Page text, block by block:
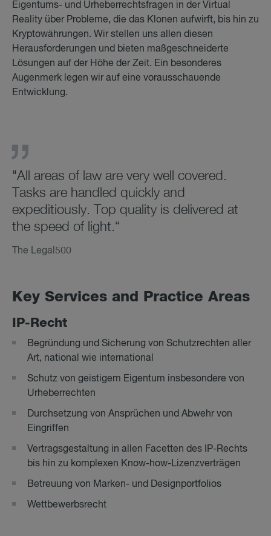
Eigentums- und Urheberrechtsfragen in der Virtual
Reality über Probleme, die das Klonen aufwirft, bis hin zu
Kryptowährungen. Wir stellen uns allen diesen
Herausforderungen und bieten maßgeschneiderte
Lösungen auf der Höhe der Zeit. Ein besonderes
Augenmerk legen wir auf eine vorausschauende
Entwicklung.
"All areas of law are very well covered.
Tasks are handled quickly and
expeditiously. Top quality is delivered at
the speed of light.“
The Legal500
Key Ser­vices and Prac­tice Are­as
IP-Recht
Begründung und Sicherung von Schutzrechten aller
Art, national wie international
Schutz von geistigem Eigentum insbesondere von
Urheberrechten
Durchsetzung von Ansprüchen und Abwehr von
Eingriffen
Vertragsgestaltung in allen Facetten des IP-Rechts
bis hin zu komplexen Know-how-Lizenzverträgen
Betreuung von Marken- und Designportfolios
Wettbewerbsrecht